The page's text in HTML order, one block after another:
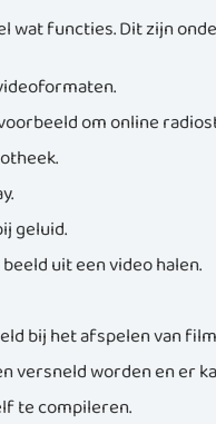
wat functies. Dit zijn
om online
geluid.
uit een video halen.
bij het afspelen van
versneld worden en er
te compileren.